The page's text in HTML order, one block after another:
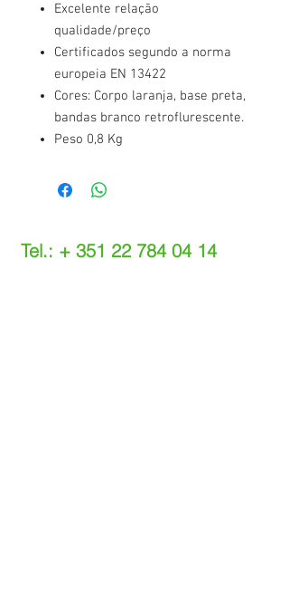
Excelente relação
qualidade/preço
Certificados segundo a norma
europeia EN 13422
Cores: Corpo laranja, base preta,
bandas branco retroflurescente.
Peso 0,8 Kg
Tel.: + 351 22 784 04 14